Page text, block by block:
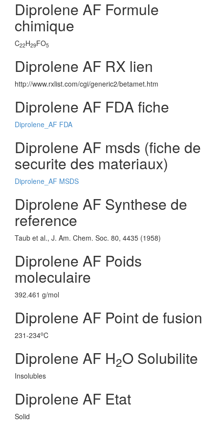
Diprolene AF Formule
chimique
C22H29FO5
Diprolene AF RX lien
http://www.rxlist.com/cgi/generic2/betamet.htm
Diprolene AF FDA fiche
Diprolene_AF FDA
Diprolene AF msds (fiche de
securite des materiaux)
Diprolene_AF MSDS
Diprolene AF Synthese de
reference
Taub et al., J. Am. Chem. Soc. 80, 4435 (1958)
Diprolene AF Poids
moleculaire
392.461 g/mol
Diprolene AF Point de fusion
231-234oC
Diprolene AF H2O Solubilite
Insolubles
Diprolene AF Etat
Solid